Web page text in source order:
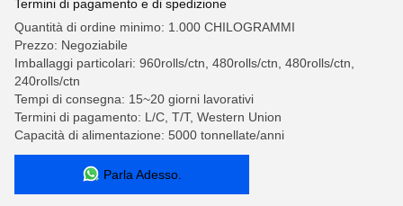
Termini di pagamento e di spedizione
Quantità di ordine minimo: 1.000 CHILOGRAMMI
Prezzo: Negoziabile
Imballaggi particolari: 960rolls/ctn, 480rolls/ctn, 480rolls/ctn,
240rolls/ctn
Tempi di consegna: 15~20 giorni lavorativi
Termini di pagamento: L/C, T/T, Western Union
Capacità di alimentazione: 5000 tonnellate/anni
Parla Adesso.